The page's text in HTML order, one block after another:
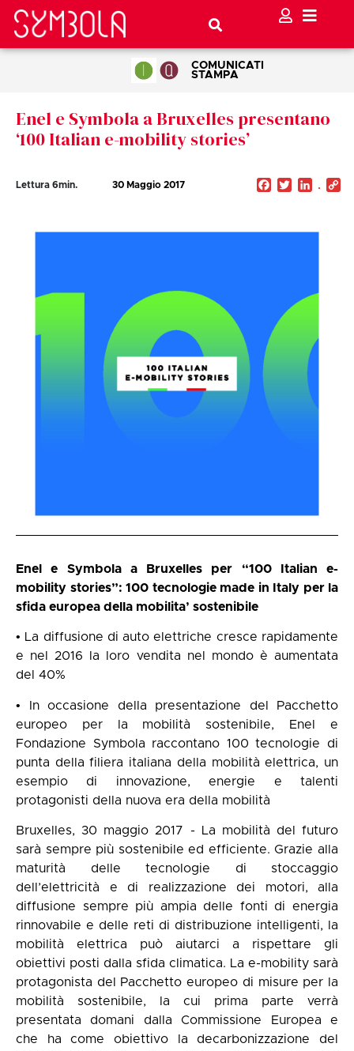
COMUNICATI
STAMPA
Enel e Symbola a Bruxelles presentano
‘100 Italian e-mobility stories’
Lettura 6min. 30 Maggio 2017 Facebook
Twitter
Enel e Symbola a Bruxelles per “100 Italian e-
mobility stories”: 100 tecnologie made in Italy per la
sfida europea della mobilita’ sostenibile
• La diffusione di auto elettriche cresce rapidamente
e nel 2016 la loro vendita nel mondo è aumentata
del 40%
• In occasione della presentazione del Pacchetto
europeo per la mobilità sostenibile, Enel e
Fondazione Symbola raccontano 100 tecnologie di
punta della filiera italiana della mobilità elettrica, un
esempio di innovazione, energie e talenti
protagonisti della nuova era della mobilità
Bruxelles, 30 maggio 2017 - La mobilità del futuro
sarà sempre più sostenibile ed efficiente. Grazie alla
maturità delle tecnologie di stoccaggio
dell’elettricità e di realizzazione dei motori, alla
diffusione sempre più ampia delle fonti di energia
rinnovabile e delle reti di distribuzione intelligenti, la
mobilità elettrica può aiutarci a rispettare gli
obiettivi posti dalla sfida climatica. La e-mobility sarà
protagonista del Pacchetto europeo di misure per la
mobilità sostenibile, la cui prima parte verrà
presentata domani dalla Commissione Europea e
che ha come obiettivo la decarbonizzazione del